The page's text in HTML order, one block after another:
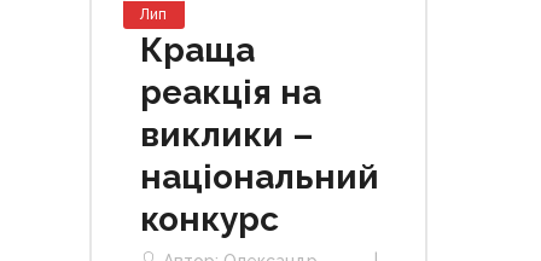
Лип
Краща
реакція на
виклики –
національний
конкурс